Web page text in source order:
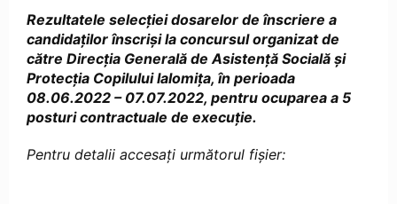
Rezultatele selecției dosarelor de înscriere a
candidaților înscriși la concursul organizat de
către Direcția Generală de Asistență Socială și
Protecția Copilului Ialomița, în perioada
08.06.2022 – 07.07.2022, pentru ocuparea a 5
posturi contractuale de execuție.
Pentru detalii accesați următorul fișier: